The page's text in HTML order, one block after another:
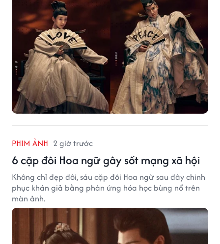
PHIM ẢNH 2 giờ trước
6 cặp đôi Hoa ngữ gây sốt mạng xã hội
Không chỉ đẹp đôi, sáu cặp đôi Hoa ngữ sau đây chinh
phục khán giả bằng phản ứng hóa học bùng nổ trên
màn ảnh.